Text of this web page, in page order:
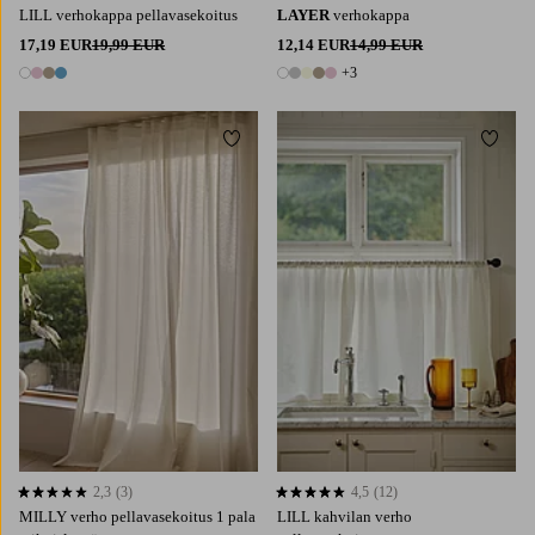
LILL verhokappa pellavasekoitus
17,19 EUR19,99 EUR
4 värejä
LAYER verhokappa
12,14 EUR14,99 EUR
8 värejä
+3
MILLY verho pellavasekoitus 1 pala
2,3 perustuen 3 arvosanaan
2,3 (3)
Lisää suosikkeihin
LILL kahvilan verho
4,5 perustuen 12 arvosanaan
4,5 (12)
Lisää